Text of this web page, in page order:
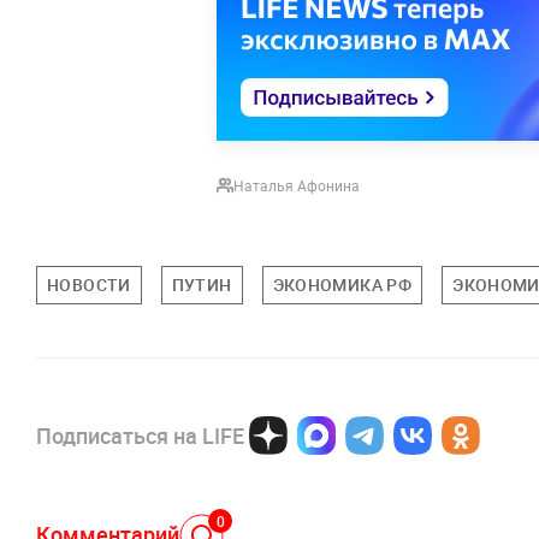
Наталья Афонина
НОВОСТИ ПУТИН ЭКОНОМИКА РФ
Подписаться на LIFE
0